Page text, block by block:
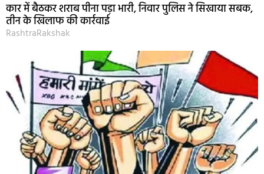
कार में बैठकर शराब पीना पड़ा भारी, निवार पुलिस ने सिखाया सबक,
तीन के खिलाफ की कार्रवाई
RashtraRakshak